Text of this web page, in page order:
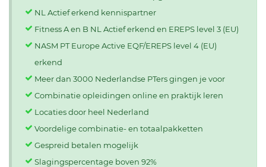
NL Actief erkend kennispartner
Fitness A en B NL Actief erkend en EREPS level 3 (EU)
NASM PT Europe Active EQF/EREPS level 4 (EU)
erkend
Meer dan 3000 Nederlandse PTers gingen je voor
Combinatie opleidingen online en praktijk leren
Locaties door heel Nederland
Voordelige combinatie- en totaalpakketten
Gespreid betalen mogelijk
Slagingspercentage boven 92%